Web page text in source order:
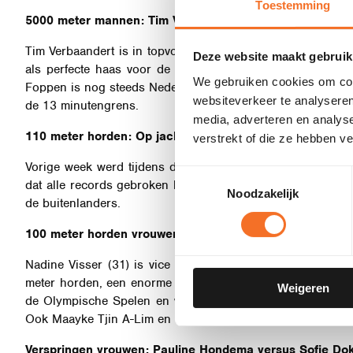
Toestemming
Deze website maakt
We gebruiken cookies om
websiteverkeer te
media, adverteren en
verstrekt of die ze hebben
Toestemmingsselectie
Noodzakelijk
Weigeren
5000 meter mannen: Tim Verbaandert en Mike Foppen
Tim Verbaandert is in topvorm en aast erop om als
als perfecte haas voor de wereldtop: hij was de eerste
Foppen is nog steeds Nederlands recordhouder op de
de 13 minutengrens.
110 meter horden: Op jacht naar toptijden
Vorige week werd tijdens de NCAA-kampioenschappen
dat alle records gebroken kunnen worden. Deelnemer in
de buitenlanders.
100 meter horden vrouwen: Nadine Visser al tien jaar
Nadine Visser (31) is vice wereldindoorkampioene én
meter horden, een enorme progressie door. Met haar
de Olympische Spelen en wereldkampioenschappen.
Ook Maayke Tjin A-Lim en Mira Groot zijn sterke